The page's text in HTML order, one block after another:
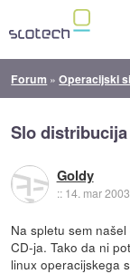
Forum »Operacijski
Slo
Goldy
:: 14. mar
Na spletu sem
CD-ja. Tako da ni
linux operacijskega